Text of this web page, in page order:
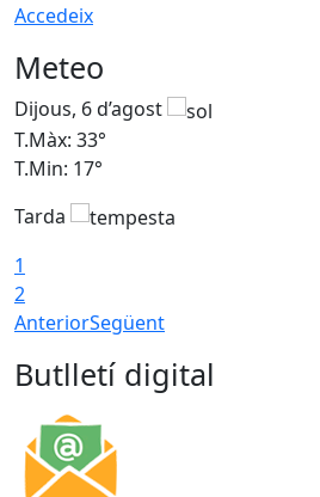
Accedeix
Meteo
Dijous, 6 d’agost
T.Màx: 33°
T.Min: 17°
Tarda
1
2
AnteriorSegüent
Butlletí digital